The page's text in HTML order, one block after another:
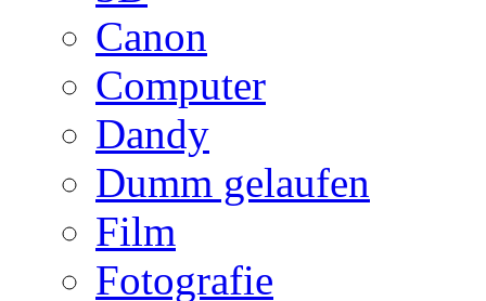
Canon
Computer
Dandy
Dumm gelaufen
Film
Fotografie